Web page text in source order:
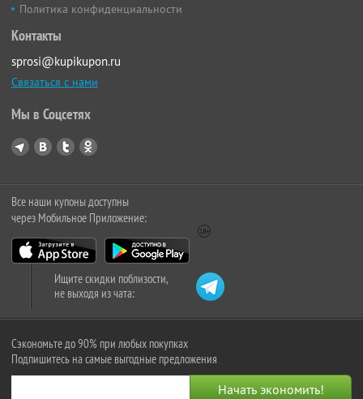
Политика конфиденциальности
Контакты
sprosi@kupikupon.ru
Связаться с нами
Мы в Соцсетях
Все наши купоны доступны
через Мобильное Приложение:
Ищите скидки поблизости,
не выходя из чата:
Сэкономьте до 90% при любых покупках
Подпишитесь на самые выгодные предложения